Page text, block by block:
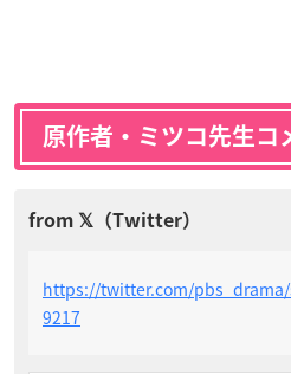
原作者・ミツコ先生コ
https://twitter.com/
9217